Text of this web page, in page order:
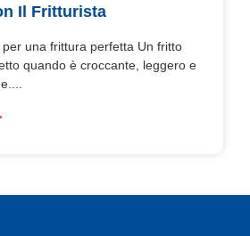
Il Fritturista
per una frittura perfetta Un fritto
quando è croccante, leggero e